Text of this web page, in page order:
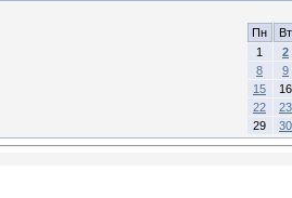
Пн
Вт
1
2
8
9
15
16
22
23
29
30